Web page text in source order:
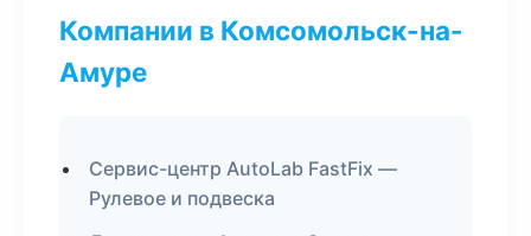
Компании в Комсомольск-на-
Амуре
Сервис-центр AutoLab FastFix —
Рулевое и подвеска